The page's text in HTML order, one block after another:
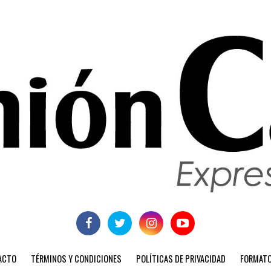
TÉRMINOS Y CONDICIONES POLÍTICAS DE PRIVACIDAD